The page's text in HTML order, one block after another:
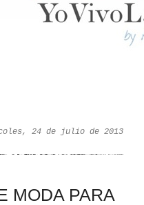
24 de julio de 2013
MODA PARA